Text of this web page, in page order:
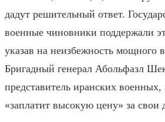
дадут решительный ответ.
военные чиновники поддержали
указав на неизбежность мощного
Бригадный генерал Абольфазл
представитель иранских военных,
«заплатит высокую цену» за свои